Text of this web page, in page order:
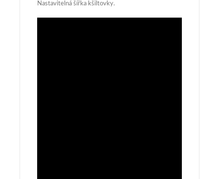
Nastavitelná šířka kšiltovky.